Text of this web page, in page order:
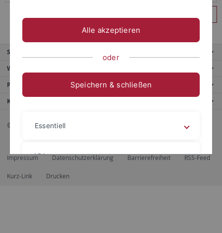
Service
Weitere Angebote
Portale
Kontaktinfo
© 2026 Eberhard Karls Universität Tübingen, Tübingen
Impressum Datenschutzerklärung Barrierefreiheit RSS-Feed
Kurz-Link Drucken
Alle akzeptieren
oder
Speichern & schließen
Essentiell
Videos